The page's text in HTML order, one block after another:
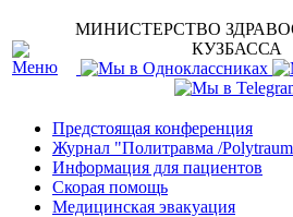
МИНИСТЕРСТВО
КУЗБАССА
Предстоящая конференция
Журнал "Политравма /
Информация для пациентов
Скорая помощь
Медицинская эвакуация